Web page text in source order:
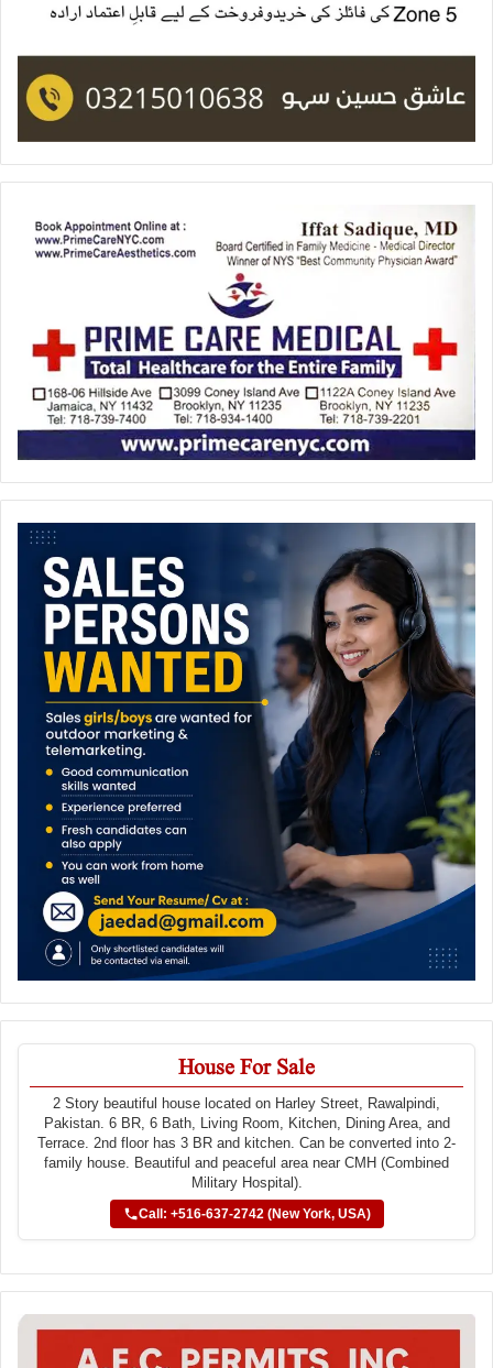
House For Sale
2 Story beautiful house located on Harley Street, Rawalpindi,
Pakistan. 6 BR, 6 Bath, Living Room, Kitchen, Dining Area, and
Terrace. 2nd floor has 3 BR and kitchen. Can be converted into 2-
family house. Beautiful and peaceful area near CMH (Combined
Military Hospital).
Call: +516-637-2742 (New York, USA)